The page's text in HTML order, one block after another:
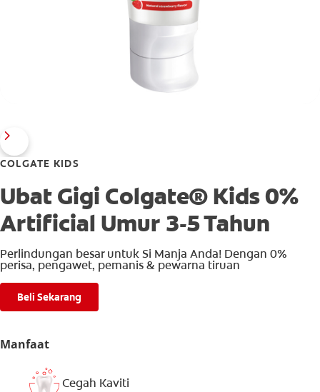
COLGATE KIDS
Ubat Gigi Colgate® Kids 0%
Artificial Umur 3-5 Tahun
Perlindungan besar untuk Si Manja Anda! Dengan 0%
perisa, pengawet, pemanis & pewarna tiruan
Beli Sekarang
Manfaat
Cegah Kaviti